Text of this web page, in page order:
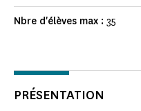
Nbre d'élèves max : 35
PRÉSENTATION